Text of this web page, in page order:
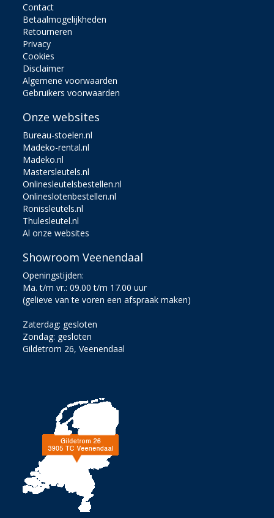
Contact
Betaalmogelijkheden
Retourneren
Privacy
Cookies
Disclaimer
Algemene voorwaarden
Gebruikers voorwaarden
Onze websites
Bureau-stoelen.nl
Madeko-rental.nl
Madeko.nl
Mastersleutels.nl
Onlinesleutelsbestellen.nl
Onlineslotenbestellen.nl
Ronissleutels.nl
Thulesleutel.nl
Al onze websites
Showroom Veenendaal
Openingstijden:
Ma. t/m vr.: 09.00 t/m 17.00 uur
(gelieve van te voren een afspraak maken)
Zaterdag: gesloten
Zondag: gesloten
Gildetrom 26, Veenendaal